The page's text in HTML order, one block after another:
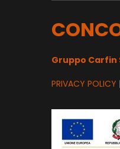
Gruppo Carfin
PRIVACY POLICY |